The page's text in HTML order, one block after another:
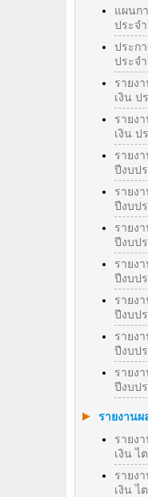
แผนก
ประจ
ประก
ประจ
รายง
เงิน ป
รายง
เงิน ป
รายง
ปีงบป
รายง
ปีงบป
รายง
ปีงบป
รายง
ปีงบป
รายง
ปีงบป
รายง
ปีงบป
รายง
ปีงบป
รายงานผ
รายง
เงิน ไ
รายง
เงิน ไ